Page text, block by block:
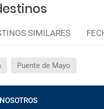
SIMILARES
Puente de Mayo